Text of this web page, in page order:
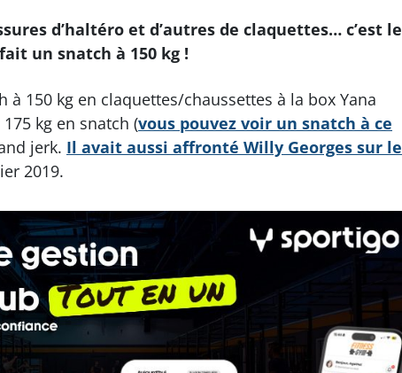
d’haltéro et d’autres de claquettes… c’est le
un snatch à 150 kg !
à 150 kg en claquettes/chaussettes à la box Yana
kg en snatch (vous pouvez voir un snatch à ce
jerk. Il avait aussi affronté Willy Georges sur le
2019.